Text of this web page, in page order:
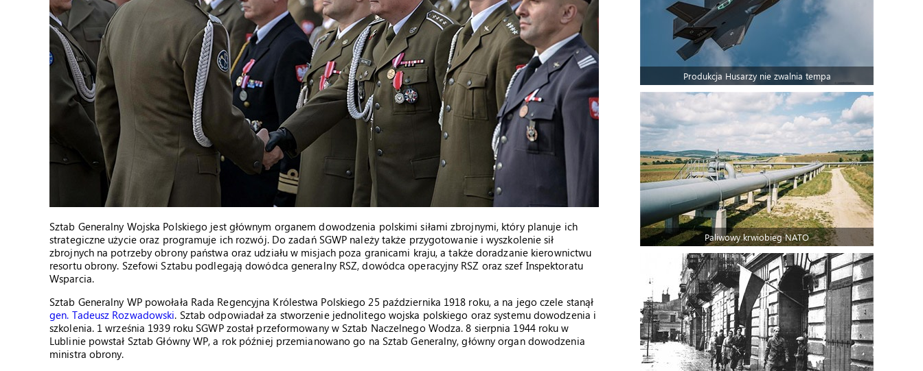
Sztab Generalny Wojska Polskiego jest głównym organem dowodzenia polskimi siłami zbrojnymi, który planuje ich
strategiczne użycie oraz programuje ich rozwój. Do zadań SGWP należy także przygotowanie i wyszkolenie sił
zbrojnych na potrzeby obrony państwa oraz udziału w misjach poza granicami kraju, a także doradzanie kierownictwu
resortu obrony. Szefowi Sztabu podlegają dowódca generalny RSZ, dowódca operacyjny RSZ oraz szef Inspektoratu
Wsparcia.
Sztab Generalny WP powołała Rada Regencyjna Królestwa Polskiego 25 października 1918 roku, a na jego czele stanął
gen. Tadeusz Rozwadowski. Sztab odpowiadał za stworzenie jednolitego wojska polskiego oraz systemu dowodzenia i
szkolenia. 1 września 1939 roku SGWP został przeformowany w Sztab Naczelnego Wodza. 8 sierpnia 1944 roku w
Lublinie powstał Sztab Główny WP, a rok później przemianowano go na Sztab Generalny, główny organ dowodzenia
ministra obrony.
Produkcja Husarzy nie zwalnia tempa
Paliwowy krwiobieg NATO